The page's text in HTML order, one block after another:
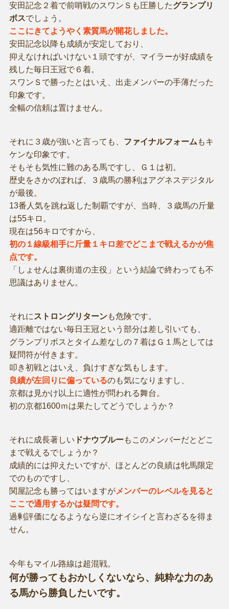
安田記念２着で前哨戦のスワンＳも圧勝したグランプリ
ボスでしょう。
ここにきてようやく素質馬が開花しました。
安田記念以降も成績が安定しており、
抑えなければいけない１頭ですが、マイラーが好成績を
残した毎日王冠で６着。
スワンＳで勝ったとはいえ、出走メンバーの手薄だった
印象です。
全幅の信頼は置けません。
それに３歳が強いと言っても、 ファイナルフォーム もキ
ケンな印象です。
そもそも気性に難のある馬ですし、Ｇ１は初。
歴史をさかのぼれば、３歳馬の勝利はアグネスデジタル
が最後。
13番人気を跳ね返した制覇ですが、当時、３歳馬の斤量
は55キロ。
現在は56キロですから、
初の１線級相手に斤量１キロ差でどこまで戦えるかが焦
点です。
「しょせんは裏街道の主役」という結論で終わっても不
思議はありません。
それに ストロングリターンも危険です。
適距離ではない毎日王冠という部分は差し引いても、
グランプリボスとタイム差なしの７着はＧ１馬としては
疑問符が付きます。
叩き初戦とはいえ、負けすぎな気もします。
良績が左回りに偏っているのも気になりますし、
京都は見かけ以上に適性が問われる舞台。
初の京都1600ｍは果たしてどうでしょうか？
それに成長著しい ドナウブルーもこのメンバーだとどこ
まで戦えるでしょうか？
成績的には抑えたいですが、ほとんどの良績は牝馬限定
でのものですし、
関屋記念も勝ってはいますがメンバーのレベルを見ると
ここで通用するかは疑問です。
過剰評価になるようなら逆にオイシイと言わざるを得ま
せん。
今年もマイル路線は超混戦。
何が勝ってもおかしくないなら、純粋な力のあ
る馬から勝負したいです。